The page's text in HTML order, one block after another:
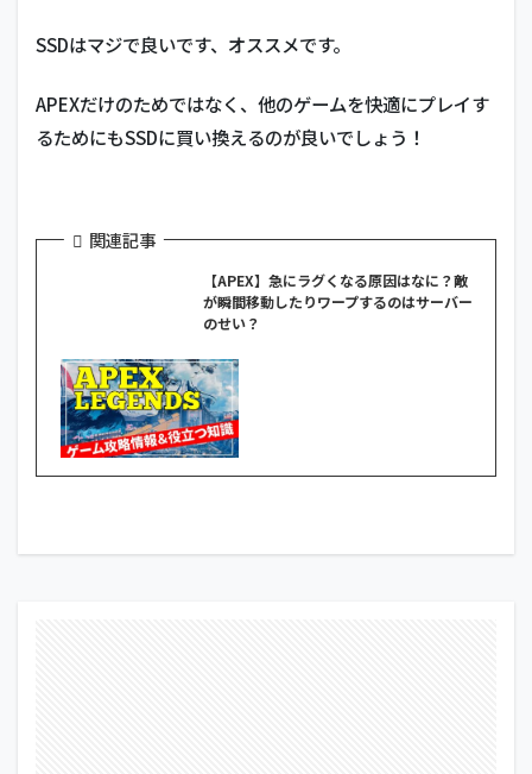
SSDはマジで良いです、オススメです。
APEXだけのためではなく、他のゲームを快適にプレイす
るためにもSSDに買い換えるのが良いでしょう！
関連記事
【APEX】急にラグくなる原因はなに？敵
が瞬間移動したりワープするのはサーバー
のせい？